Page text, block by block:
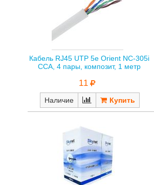
Кабель RJ45 UTP 5е Orient NC-305i
CCA, 4 пары, композит, 1 метр
11
Наличие